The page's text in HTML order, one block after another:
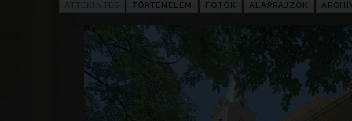
TÖRTÉNELEM FOTÓK ALAPRAJZOK